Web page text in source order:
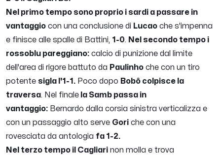
Nel primo tempo sono proprio i sardi a passare in
vantaggio con una conclusione di Lucao che s'impenna
e finisce alle spalle di Battini, 1-0. Nel secondo tempo i
rossoblu pareggiano: calcio di punizione dal limite
dell'area di rigore battuto da Paulinho che con un tiro
potente sigla l'1-1. Poco dopo Bobô colpisce la
traversa. Nel finale la Samb passa in
vantaggio: Bernardo dalla corsia sinistra verticalizza e
con un passaggio alto serve Gori che con una
rovesciata da antologia fa 1-2.
Nel terzo tempo il Cagliari non molla e trova